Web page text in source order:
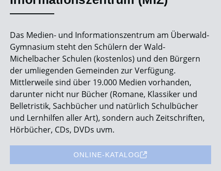
Das Medien- und Informationszentrum am Überwald-
Gymnasium steht den Schülern der Wald-
Michelbacher Schulen (kostenlos) und den Bürgern
der umliegenden Gemeinden zur Verfügung.
Mittlerweile sind über 19.000 Medien vorhanden,
darunter nicht nur Bücher (Romane, Klassiker und
Belletristik, Sachbücher und natürlich Schulbücher
und Lernhilfen aller Art), sondern auch Zeitschriften,
Hörbücher, CDs, DVDs uvm.
ONLINE-KATALOG